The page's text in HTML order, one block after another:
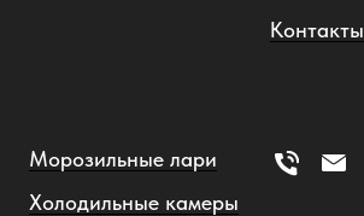
Контакты
Морозильные лари
Холодильные камеры